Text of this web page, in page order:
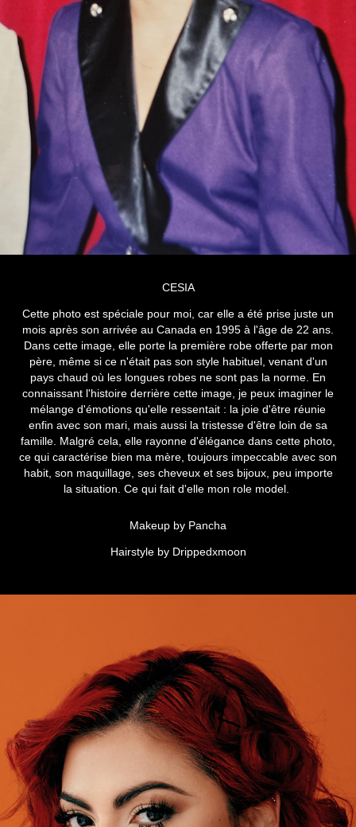
CESIA
Cette photo est spéciale pour moi, car elle a été prise juste un
mois après son arrivée au Canada en 1995 à l'âge de 22 ans.
Dans cette image, elle porte la première robe offerte par mon
père, même si ce n'était pas son style habituel, venant d'un
pays chaud où les longues robes ne sont pas la norme. En
connaissant l'histoire derrière cette image, je peux imaginer le
mélange d'émotions qu'elle ressentait : la joie d'être réunie
enfin avec son mari, mais aussi la tristesse d'être loin de sa
famille. Malgré cela, elle rayonne d'élégance dans cette photo,
ce qui caractérise bien ma mère, toujours impeccable avec son
habit, son maquillage, ses cheveux et ses bijoux, peu importe
la situation. Ce qui fait d'elle mon role model.
Makeup by Pancha
Hairstyle by Drippedxmoon